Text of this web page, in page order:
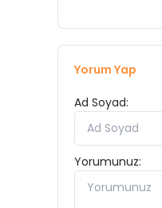
Yorum Yap
Ad Soyad:
Yorumunuz: